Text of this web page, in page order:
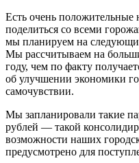
Есть очень
поделиться со всеми
мы планируем на
Мы рассчитываем на
году, чем по факту
об улучшении экономики
самочувствии.
Мы запланировали такие
рублей — такой
возможности наших
предусмотрено для